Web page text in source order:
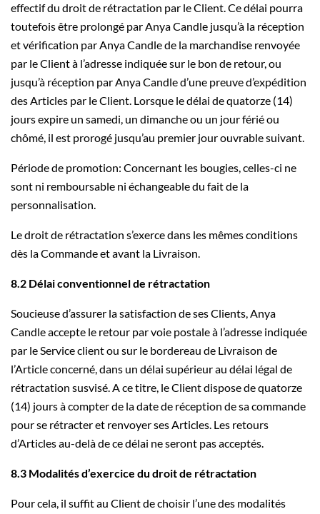
effectif du droit de rétractation par le Client. Ce délai pourra
toutefois être prolongé par Anya Candle jusqu’à la réception
et vérification par Anya Candle de la marchandise renvoyée
par le Client à l’adresse indiquée sur le bon de retour, ou
jusqu’à réception par Anya Candle d’une preuve d’expédition
des Articles par le Client. Lorsque le délai de quatorze (14)
jours expire un samedi, un dimanche ou un jour férié ou
chômé, il est prorogé jusqu’au premier jour ouvrable suivant.
Période de promotion: Concernant les bougies, celles-ci ne
sont ni remboursable ni échangeable du fait de la
personnalisation.
Le droit de rétractation s’exerce dans les mêmes conditions
dès la Commande et avant la Livraison.
8.2 Délai conventionnel de rétractation
Soucieuse d’assurer la satisfaction de ses Clients, Anya
Candle accepte le retour par voie postale à l’adresse indiquée
par le Service client ou sur le bordereau de Livraison de
l’Article concerné, dans un délai supérieur au délai légal de
rétractation susvisé. A ce titre, le Client dispose de quatorze
(14) jours à compter de la date de réception de sa commande
pour se rétracter et renvoyer ses Articles. Les retours
d’Articles au-delà de ce délai ne seront pas acceptés.
8.3 Modalités d’exercice du droit de rétractation
Pour cela, il suffit au Client de choisir l’une des modalités